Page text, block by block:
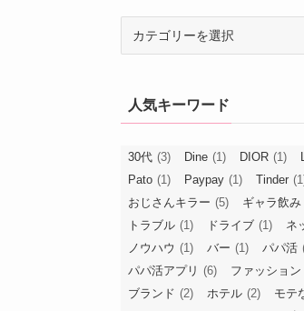
ー人気キーワード
30代 (3) Dine (1) DIOR (1)
Pato (1) Paypay (1) Tinder
おじさんキラー (5) ギャラ飲み
トラブル (1) ドライブ (1) ネ
ノウハウ (1) バー (1) パパ活
パパ活アプリ (6) ファッション
ブランド (2) ホテル (2) モテ